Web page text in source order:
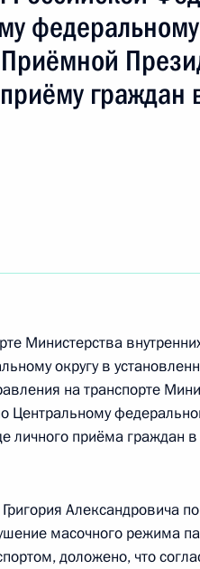
и тематике
города и темы
Российской
внутренних дел
округу Олегом
Федерации по приёму
граждан
Министерства
округу в
на транспорте
Центральному
личного приёма граждан
Александровича
масочного режима
доложено, что